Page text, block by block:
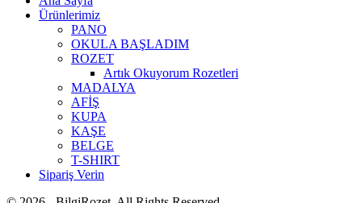
Ürünlerimiz
PANO
OKULA BAŞLADIM
ROZET
Artık Okuyorum Rozetleri
MADALYA
AFİŞ
KUPA
KAŞE
BELGE
T-SHIRT
Sipariş Verin